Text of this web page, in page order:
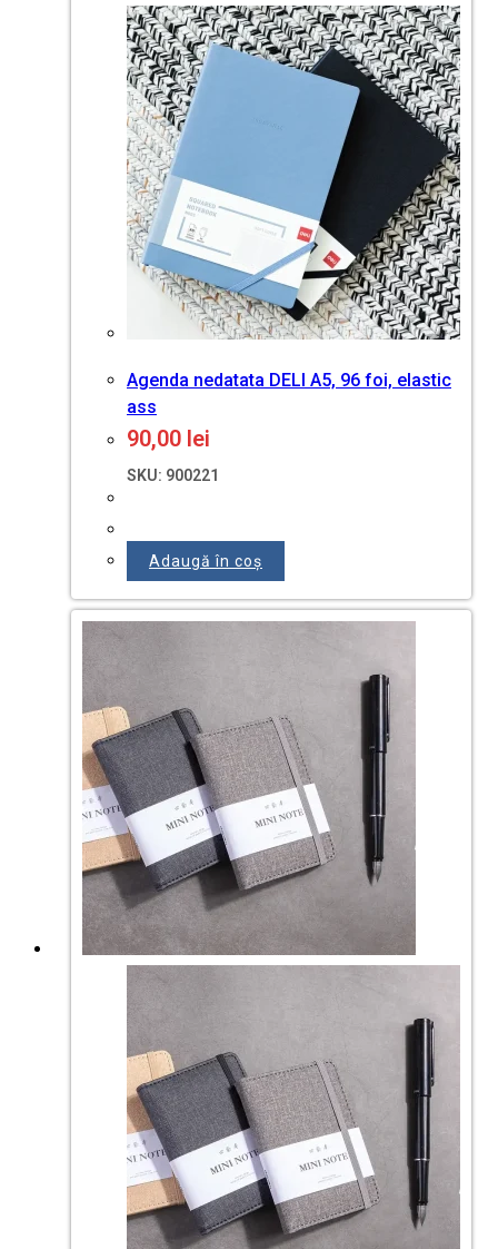
Agenda nedatata DELI A5, 96 foi, elastic
ass
90,00 lei
SKU: 900221
Adaugă în coș